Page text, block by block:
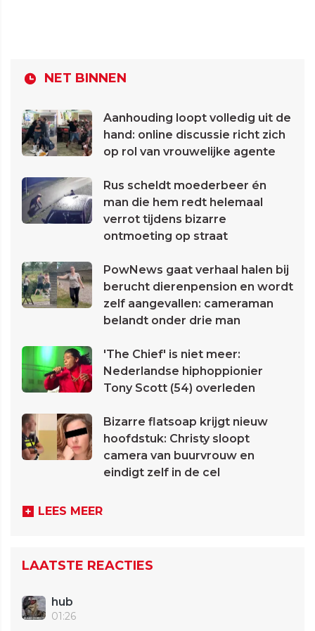
NET BINNEN
Aanhouding loopt volledig uit de
hand: online discussie richt zich
op rol van vrouwelijke agente
Rus scheldt moederbeer én
man die hem redt helemaal
verrot tijdens bizarre
ontmoeting op straat
PowNews gaat verhaal halen bij
berucht dierenpension en wordt
zelf aangevallen: cameraman
belandt onder drie man
'The Chief' is niet meer:
Nederlandse hiphoppionier
Tony Scott (54) overleden
Bizarre flatsoap krijgt nieuw
hoofdstuk: Christy sloopt
camera van buurvrouw en
eindigt zelf in de cel
LEES MEER
LAATSTE REACTIES
hub
01:26